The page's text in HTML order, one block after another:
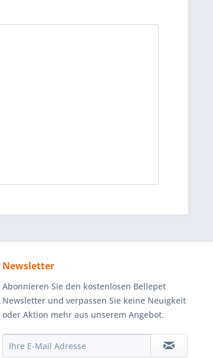
Newsletter
Abonnieren Sie den kostenlosen Bellepet
Newsletter und verpassen Sie keine Neuigkeit
oder Aktion mehr aus unserem Angebot.